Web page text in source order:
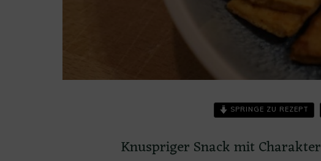
SPRINGE ZU REZEPT
Knuspriger Snack mit Charakter